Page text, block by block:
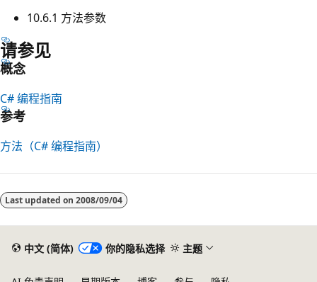
10.6.1 方法参数
请参见
概念
C# 编程指南
参考
方法（C# 编程指南）
模
式
Last updated on 2008/09/04
中文 (简体) 你的隐私选择 主题